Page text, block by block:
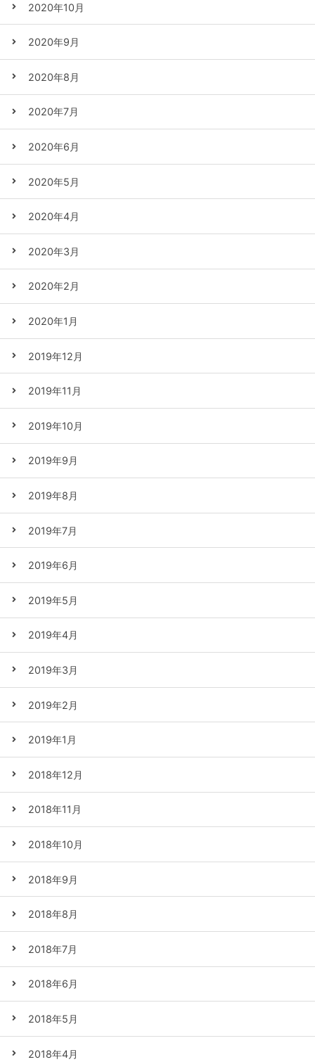
2020年10月
2020年9月
2020年8月
2020年7月
2020年6月
2020年5月
2020年4月
2020年3月
2020年2月
2020年1月
2019年12月
2019年11月
2019年10月
2019年9月
2019年8月
2019年7月
2019年6月
2019年5月
2019年4月
2019年3月
2019年2月
2019年1月
2018年12月
2018年11月
2018年10月
2018年9月
2018年8月
2018年7月
2018年6月
2018年5月
2018年4月